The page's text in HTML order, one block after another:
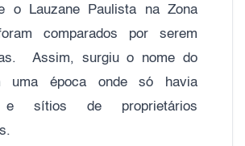
o Lauzane Paulista na Zona
comparados por serem
Assim, surgiu o nome do
uma época onde só havia
e sítios de proprietários